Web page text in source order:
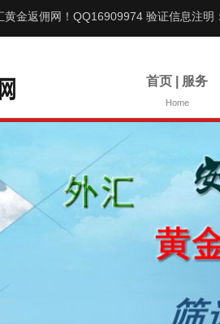
黄金返佣网！QQ16909974 验证信息注明
首页 | 服务
Home